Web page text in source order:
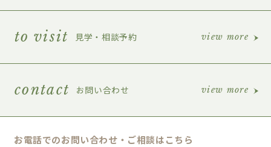
to visit 見学・相談予約 view more
contact お問い合わせ view more
お電話でのお問い合わせ・ご相談はこちら